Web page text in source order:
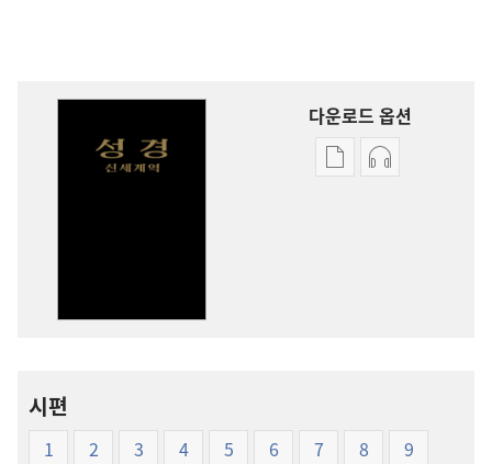
다운로드 옵션
출판물오디오
시편
1 2 3 4 5 6 7 8
9